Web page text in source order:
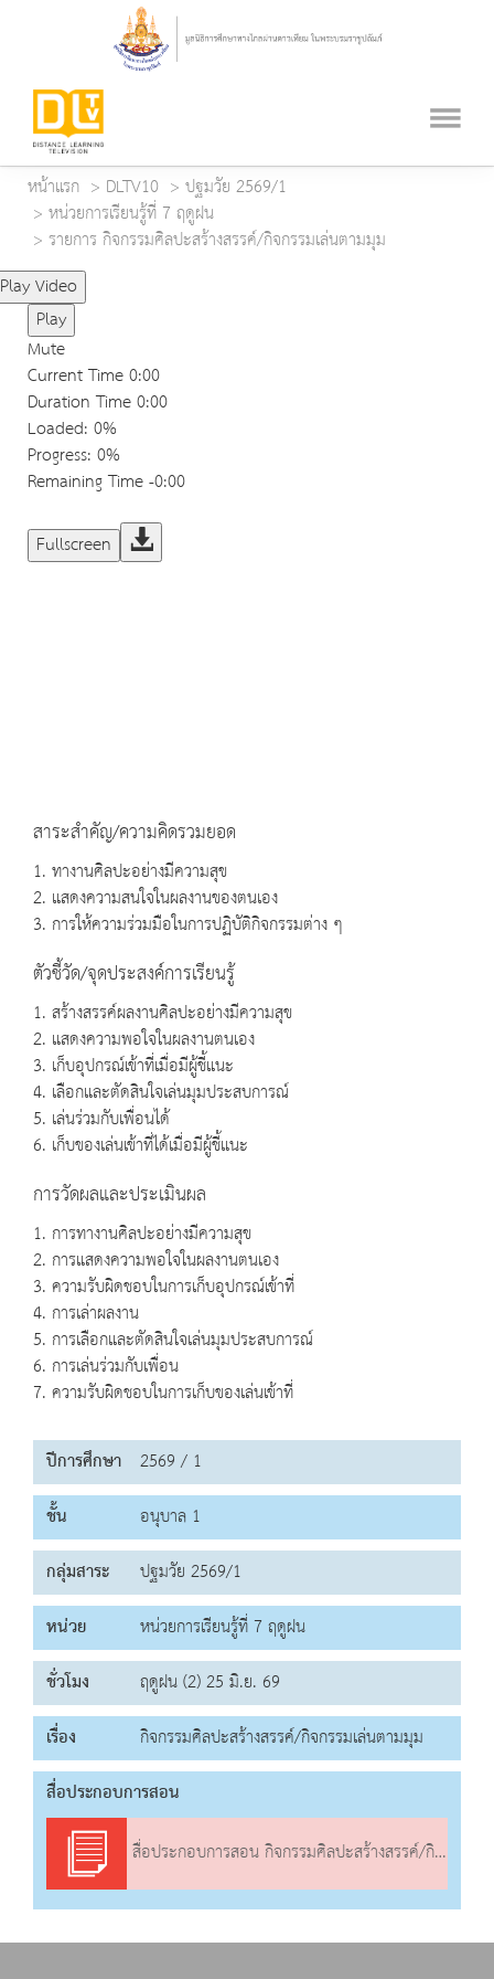
หน้าแรก DLTV10
ปฐมวัย 2569/1
หน่วยการเรียนรู้ที่ 7 ฤดูฝน
รายการ กิจกรรมศิลปะสร้างสรรค์/กิจกรรมเล่นตามมุม
Play Video
Play
Mute
Current Time0:00
Duration Time0:00
Loaded: 0%
Progress: 0%
Remaining Time-0:00
Fullscreen
สาระสำคัญ/ความคิดรวมยอด
1. ทางานศิลปะอย่างมีความสุข
2. แสดงความสนใจในผลงานของตนเอง
3. การให้ความร่วมมือในการปฏิบัติกิจกรรมต่าง ๆ
ตัวชี้วัด/จุดประสงค์การเรียนรู้
1. สร้างสรรค์ผลงานศิลปะอย่างมีความสุข
2. แสดงความพอใจในผลงานตนเอง
3. เก็บอุปกรณ์เข้าที่เมื่อมีผู้ชี้แนะ
4. เลือกและตัดสินใจเล่นมุมประสบการณ์
5. เล่นร่วมกับเพื่อนได้
6. เก็บของเล่นเข้าที่ได้เมื่อมีผู้ชี้แนะ
การวัดผลและประเมินผล
1. การทางานศิลปะอย่างมีความสุข
2. การแสดงความพอใจในผลงานตนเอง
3. ความรับผิดชอบในการเก็บอุปกรณ์เข้าที่
4. การเล่าผลงาน
5. การเลือกและตัดสินใจเล่นมุมประสบการณ์
6. การเล่นร่วมกับเพื่อน
7. ความรับผิดชอบในการเก็บของเล่นเข้าที่
ปีการศึกษา 2569 / 1
ชั้น
อนุบาล 1
กลุ่มสาระ
ปฐมวัย 2569/1
หน่วย
หน่วยการเรียนรู้ที่ 7 ฤดูฝน
ชั่วโมง
ฤดูฝน (2) 25 มิ.ย. 69
เรื่อง
กิจกรรมศิลปะสร้างสรรค์/กิจกรรมเล่นตามมุม
สื่อประกอบการสอน
สื่อประกอบการสอน กิจกรรมศิลปะสร้างสรรค์/กิจกรรมเล่นตามมุม